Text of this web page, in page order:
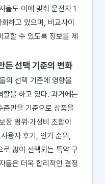
들도 이에 맞춰 운전자 1
하고 있으며, 비교사이
할 수 있도록 정보를 제
든 선택 기준의 변화
의 선택 기준에 영향을
할을 하고 있다. 과거에는
준만을 기준으로 상품을
장 범위·가성비 조합이
용자 후기, 인기 순위,
로 많이 선택되는 특약 구
들은 더욱 합리적인 결정